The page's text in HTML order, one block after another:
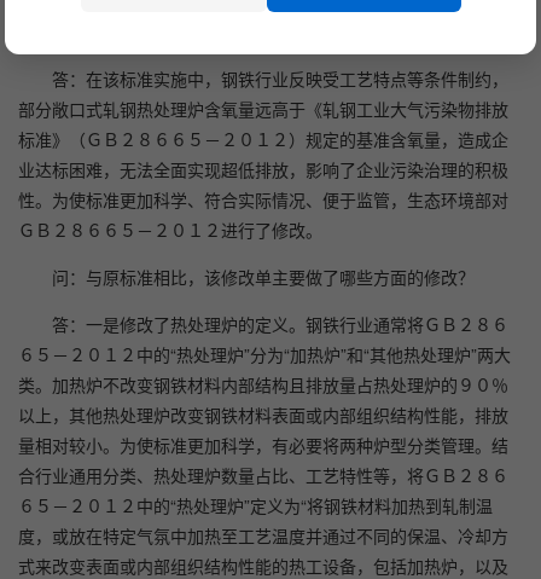
答：在该标准实施中，钢铁行业反映受工艺特点等条件制约，
部分敞口式轧钢热处理炉含氧量远高于《轧钢工业大气污染物排放
标准》（ＧＢ２８６６５－２０１２）规定的基准含氧量，造成企
业达标困难，无法全面实现超低排放，影响了企业污染治理的积极
性。为使标准更加科学、符合实际情况、便于监管，生态环境部对
ＧＢ２８６６５－２０１２进行了修改。
问：与原标准相比，该修改单主要做了哪些方面的修改？
答：一是修改了热处理炉的定义。钢铁行业通常将ＧＢ２８６
６５－２０１２中的“热处理炉”分为“加热炉”和“其他热处理炉”两大
类。加热炉不改变钢铁材料内部结构且排放量占热处理炉的９０％
以上，其他热处理炉改变钢铁材料表面或内部组织结构性能，排放
量相对较小。为使标准更加科学，有必要将两种炉型分类管理。结
合行业通用分类、热处理炉数量占比、工艺特性等，将ＧＢ２８６
６５－２０１２中的“热处理炉”定义为“将钢铁材料加热到轧制温
度，或放在特定气氛中加热至工艺温度并通过不同的保温、冷却方
式来改变表面或内部组织结构性能的热工设备，包括加热炉，以及